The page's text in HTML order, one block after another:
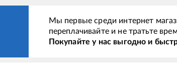
Мы первые среди интернет
переплачивайте и не тратьте
Покупайте у нас выгодно и